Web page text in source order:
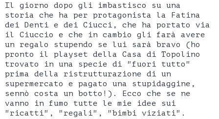
Il giorno dopo gli imbastisco su una
storia che ha per protagonista la Fatina
dei Denti e dei Ciucci, che ha portato via
il Ciuccio e che in cambio gli farà avere
un regalo stupendo se lui sarà bravo (ho
pronto il playset della Casa di Topolino
trovato in una specie di "fuori tutto"
prima della ristrutturazione di un
supermercato e pagato una stupidaggine,
sennò costa un botto!). Ecco che se ne
vanno in fumo tutte le mie idee sui
"ricatti", "regali", "bimbi viziati".